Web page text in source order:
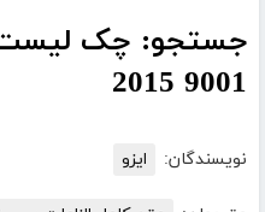
جستجو: چک لیست
9001 2015
نویسندگان: ایزو